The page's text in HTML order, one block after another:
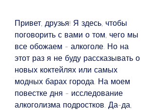
Привет, друзья! Я здесь, чтобы
поговорить с вами о том, чего мы
все обожаем - алкоголе. Но на
этот раз я не буду рассказывать о
новых коктейлях или самых
модных барах города. На моем
повестке дня - исследование
алкоголизма подростков. Да-да,